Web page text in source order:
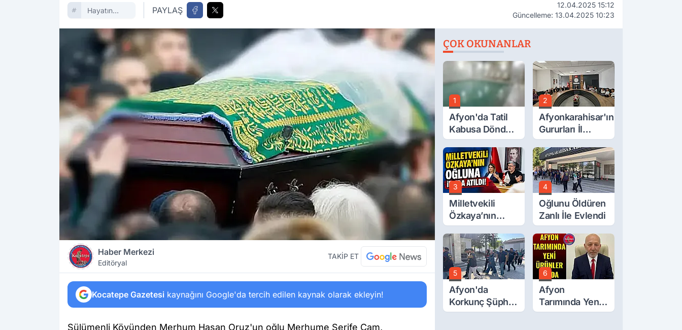
Hayatın
PAYLAŞ
12.04.2025 15:12
Güncelleme: 13.04.2025 10:23
Haber Merkezi
Editöryal
TAKİP ET
Kocatepe Gazetesi kaynağını Google'da tercih edilen kaynak olarak ekleyin!
Sülümenli Köyünden Merhum Hasan Oruz'un oğlu Merhume Şerife Çam,
ÇOK OKUNANLAR
1
Afyon'da Tatil
Kabusa Döndü,
Acı Son!
2
Afyonkarahisar'ın
Gururları İl
Müdürüyle
Buluştu
3
Milletvekili
Özkaya’nın
Oğluna İftira
Atıldı
4
Oğlunu Öldüren
Zanlı İle Evlendi
5
Afyon'da
Korkunç Şüphe!
Düştü Mü,
6
Afyon
Tarımında Yeni
Ürünler Yolda